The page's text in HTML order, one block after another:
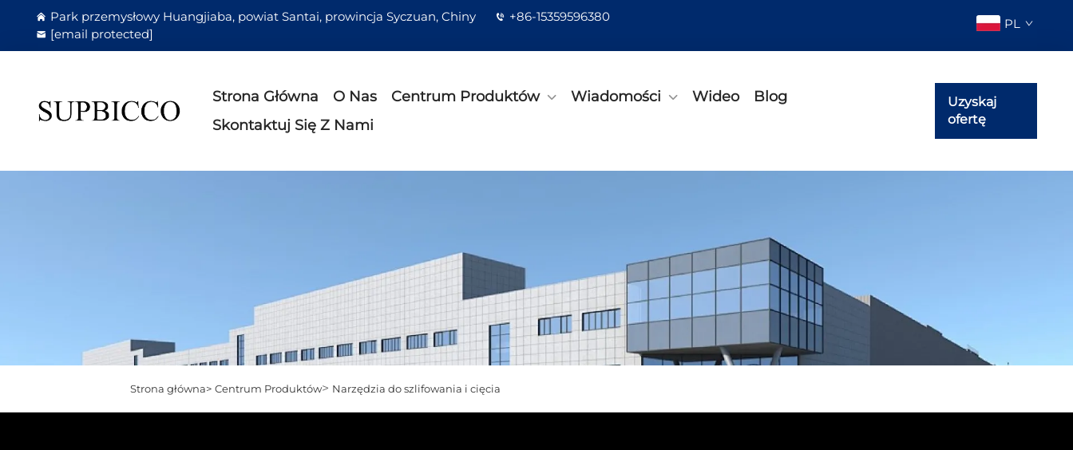
Park przemysłowy Huangjiaba, powiat Santai, prowincja Syczuan, Chiny
+86-15359596380
[email protected]
PL
Strona Główna O Nas Centrum Produktów Wiadomości Wideo
Blog
Skontaktuj Się Z Nami
Uzyskaj
ofertę
Strona główna> Centrum Produktów> Narzędzia do szlifowania i cięcia